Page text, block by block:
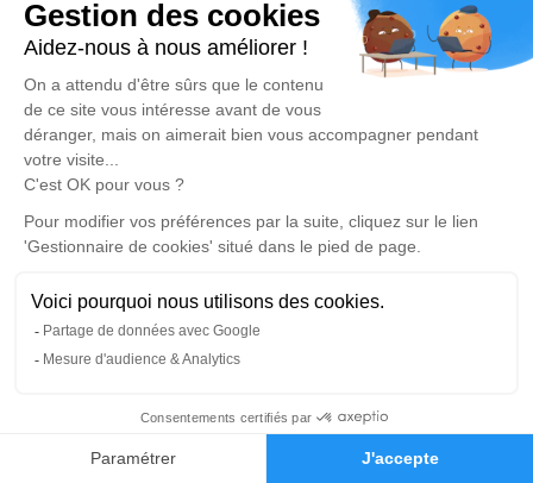
Faire-part Hommages
Nous vous invitons à utiliser cet espace pour
laisser vos condoléances, partager des photos
souvenirs, une anecdote ou exprimer vos pensées à
travers des poèmes ou des textes. Cet endroit est
un lieu d'expression dédié à honorer la mémoire de
Jacques DOYENNETTE.
Un service de plantation d’arbre hommage est
disponible ici.
Cérémonie religieuse
mardi 17 février 2026 à 14h30